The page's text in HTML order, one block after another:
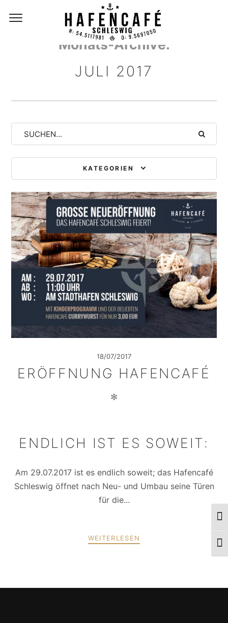
Monats-Archive:
JULI 2017
KATEGORIEN
Suche
18/07/2017
ERÖFFNUNG HAFENCAFÉ
✻
ENDLICH IST ES SOWEIT:
Am 29.07.2017 ist es endlich soweit; das Hafencafé
Schleswig öffnet nach Neu- und Umbau seine Türen
für die...
WEITERLESEN